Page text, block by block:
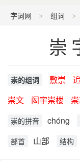
字词网 组词
崇
崇的组词 敷崇
崇文
闳宇崇楼
崇的拼音 chóng
部首 山部 结构